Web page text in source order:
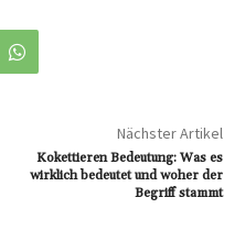
Nächster Artikel
Kokettieren Bedeutung: Was es
wirklich bedeutet und woher der
Begriff stammt